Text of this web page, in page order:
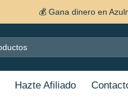
💰 Gana dinero en
Hazte Afiliado